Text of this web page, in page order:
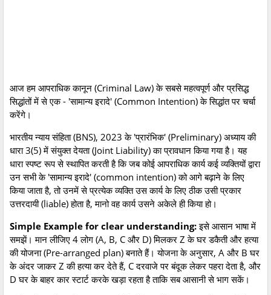
आज हम आपराधिक कानून (Criminal Law) के सबसे महत्वपूर्ण और प्रसिद्ध
सिद्धांतों में से एक - 'सामान्य इरादे' (Common Intention) के सिद्धांत पर चर्चा
करेंगे।
भारतीय न्याय संहिता (BNS), 2023 के 'प्रारंभिक' (Preliminary) अध्याय की
धारा 3(5) में संयुक्त देयता (Joint Liability) का प्रावधान किया गया है। यह
धारा स्पष्ट रूप से स्थापित करती है कि जब कोई आपराधिक कार्य कई व्यक्तियों द्वारा
उन सभी के 'सामान्य इरादे' (common intention) को आगे बढ़ाने के लिए
किया जाता है, तो उनमें से प्रत्येक व्यक्ति उस कार्य के लिए ठीक उसी प्रकार
उत्तरदायी (liable) होता है, मानो वह कार्य उसने अकेले ही किया हो।
Simple Example for clear understanding:इसे आसान भाषा में
समझें। मान लीजिए 4 लोग (A, B, C और D) मिलकर Z के घर डकैती और हत्या
की योजना (Pre-arranged plan) बनाते हैं। योजना के अनुसार, A और B घर
के अंदर जाकर Z की हत्या कर देते हैं, C दरवाजे पर बंदूक लेकर पहरा देता है, और
D घर के बाहर कार स्टार्ट करके खड़ा रहता है ताकि सब आसानी से भाग सकें।